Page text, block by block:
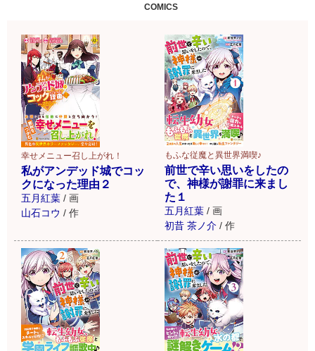
COMICS
幸せメニュー召し上がれ！
私がアンデッド城でコッ
クになった理由２
五月紅葉 / 画
山石コウ / 作
もふな従魔と異世界満喫♪
前世で辛い思いをしたの
で、神様が謝罪に来まし
た１
五月紅葉 / 画
初昔 茶ノ介 / 作